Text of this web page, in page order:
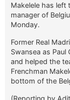
Makelele has left
manager of
Monday.
Former Real
Swansea as Paul
and helped the
Frenchman
bottom of the
(Reporting by